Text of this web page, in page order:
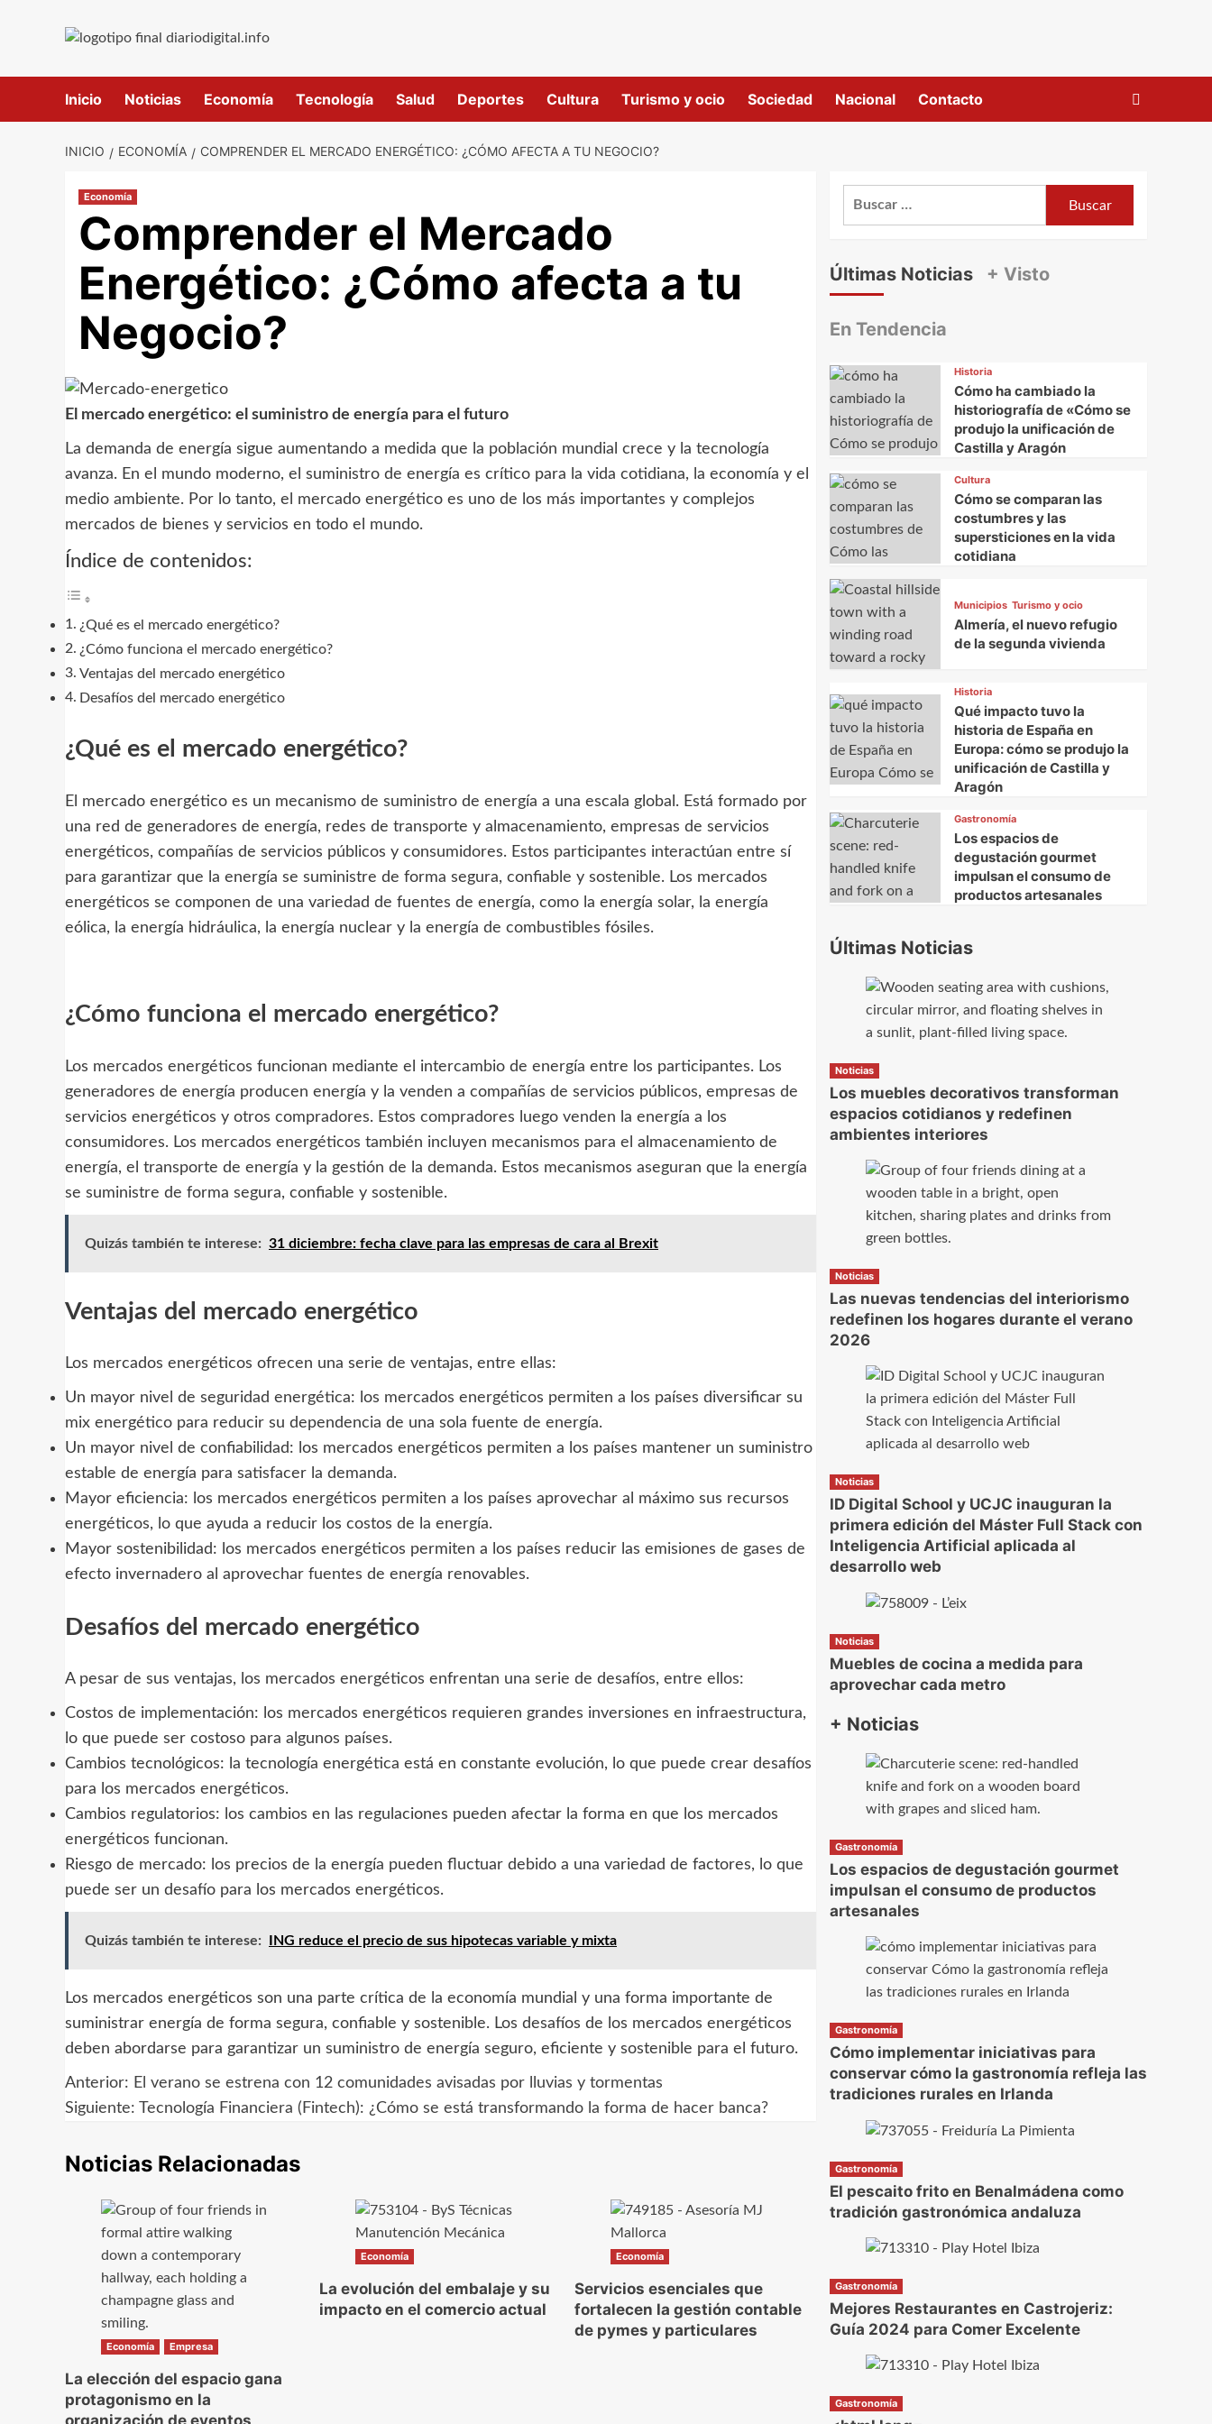
Inicio Noticias Economía Tecnología Salud Deportes Cultura Turismo y ocio Sociedad Nacional Contacto
INICIO ECONOMÍA COMPRENDER EL MERCADO ENERGÉTICO: ¿CÓMO AFECTA A TU NEGOCIO?
Economía
Comprender el Mercado
Energético: ¿Cómo afecta a tu
Negocio?
El mercado energético: el suministro de energía para el futuro
La demanda de energía sigue aumentando a medida que la población mundial crece y la tecnología
avanza. En el mundo moderno, el suministro de energía es crítico para la vida cotidiana, la economía y el
medio ambiente. Por lo tanto, el mercado energético es uno de los más importantes y complejos
mercados de bienes y servicios en todo el mundo.
Índice de contenidos:
¿Qué es el mercado energético?
¿Cómo funciona el mercado energético?
Ventajas del mercado energético
Desafíos del mercado energético
¿Qué es el mercado energético?
El mercado energético es un mecanismo de suministro de energía a una escala global. Está formado por
una red de generadores de energía, redes de transporte y almacenamiento, empresas de servicios
energéticos, compañías de servicios públicos y consumidores. Estos participantes interactúan entre sí
para garantizar que la energía se suministre de forma segura, confiable y sostenible. Los mercados
energéticos se componen de una variedad de fuentes de energía, como la energía solar, la energía
eólica, la energía hidráulica, la energía nuclear y la energía de combustibles fósiles.
¿Cómo funciona el mercado energético?
Los mercados energéticos funcionan mediante el intercambio de energía entre los participantes. Los
generadores de energía producen energía y la venden a compañías de servicios públicos, empresas de
servicios energéticos y otros compradores. Estos compradores luego venden la energía a los
consumidores. Los mercados energéticos también incluyen mecanismos para el almacenamiento de
energía, el transporte de energía y la gestión de la demanda. Estos mecanismos aseguran que la energía
se suministre de forma segura, confiable y sostenible.
Quizás también te interese: 31 diciembre: fecha clave para las empresas de cara al Brexit
Ventajas del mercado energético
Los mercados energéticos ofrecen una serie de ventajas, entre ellas:
Un mayor nivel de seguridad energética: los mercados energéticos permiten a los países diversificar su
mix energético para reducir su dependencia de una sola fuente de energía.
Un mayor nivel de confiabilidad: los mercados energéticos permiten a los países mantener un suministro
estable de energía para satisfacer la demanda.
Mayor eficiencia: los mercados energéticos permiten a los países aprovechar al máximo sus recursos
energéticos, lo que ayuda a reducir los costos de la energía.
Mayor sostenibilidad: los mercados energéticos permiten a los países reducir las emisiones de gases de
efecto invernadero al aprovechar fuentes de energía renovables.
Desafíos del mercado energético
A pesar de sus ventajas, los mercados energéticos enfrentan una serie de desafíos, entre ellos:
Costos de implementación: los mercados energéticos requieren grandes inversiones en infraestructura,
lo que puede ser costoso para algunos países.
Cambios tecnológicos: la tecnología energética está en constante evolución, lo que puede crear desafíos
para los mercados energéticos.
Cambios regulatorios: los cambios en las regulaciones pueden afectar la forma en que los mercados
energéticos funcionan.
Riesgo de mercado: los precios de la energía pueden fluctuar debido a una variedad de factores, lo que
puede ser un desafío para los mercados energéticos.
Quizás también te interese: ING reduce el precio de sus hipotecas variable y mixta
Los mercados energéticos son una parte crítica de la economía mundial y una forma importante de
suministrar energía de forma segura, confiable y sostenible. Los desafíos de los mercados energéticos
deben abordarse para garantizar un suministro de energía seguro, eficiente y sostenible para el futuro.
Navegación
entradas
Anterior: El verano se estrena con 12 comunidades avisadas por lluvias y tormentas
Siguiente: Tecnología Financiera (Fintech): ¿Cómo se está transformando la forma de hacer banca?
Noticias Relacionadas
Economía Empresa
La elección del espacio gana
protagonismo en la
Economía
La evolución del embalaje y su
impacto en el comercio actual
Economía
Servicios esenciales que
fortalecen la gestión contable
de pymes y particulares
Últimas Noticias + Visto
En Tendencia
Historia
Cómo ha cambiado la
historiografía de «Cómo se
produjo la unificación de
Castilla y Aragón
Cultura
Cómo se comparan las
costumbres y las
supersticiones en la vida
cotidiana
Municipios Turismo y ocio
Almería, el nuevo refugio
de la segunda vivienda
Historia
Qué impacto tuvo la
historia de España en
Europa: cómo se produjo la
unificación de Castilla y
Aragón
Gastronomía
Los espacios de
degustación gourmet
impulsan el consumo de
productos artesanales
Últimas Noticias
Noticias
Los muebles decorativos transforman
espacios cotidianos y redefinen
ambientes interiores
Noticias
Las nuevas tendencias del interiorismo
redefinen los hogares durante el verano
2026
Noticias
ID Digital School y UCJC inauguran la
primera edición del Máster Full Stack con
Inteligencia Artificial aplicada al
desarrollo web
Noticias
Muebles de cocina a medida para
aprovechar cada metro
+ Noticias
Gastronomía
Los espacios de degustación gourmet
impulsan el consumo de productos
artesanales
Gastronomía
Cómo implementar iniciativas para
conservar cómo la gastronomía refleja las
tradiciones rurales en Irlanda
Gastronomía
El pescaito frito en Benalmádena como
tradición gastronómica andaluza
Gastronomía
Mejores Restaurantes en Castrojeriz:
Guía 2024 para Comer Excelente
Gastronomía